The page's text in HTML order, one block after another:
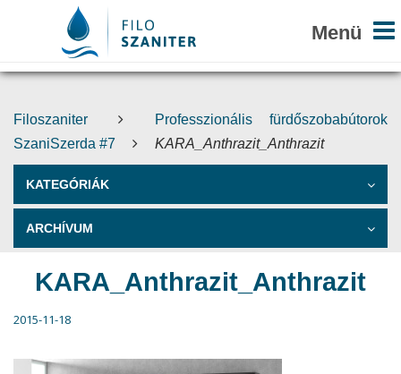
Filoszaniter
Professzionális fürdőszobabútorok
SzaniSzerda #7
KARA_Anthrazit_Anthrazit
KATEGÓRIÁK
ARCHÍVUM
KARA_Anthrazit_Anthrazit
2015-11-18